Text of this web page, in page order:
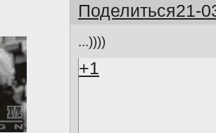
Поделиться21-
...))))
+1